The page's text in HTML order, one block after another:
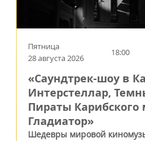
Пятница
28 августа 2026
18:00
«Саундтрек-шоу в
Интерстеллар,
Пираты Карибского
Гладиатор»
Шедевры мировой